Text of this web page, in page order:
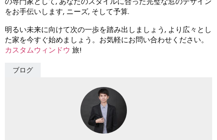
をお手伝いします, ニーズ, そして予算.
明るい未来に向けて次の一歩を踏み出しましょう, より広々とし
た家を今すぐ始めましょう。お気軽にお問い合わせください。
カスタムウィンドウ 旅!
ブログ